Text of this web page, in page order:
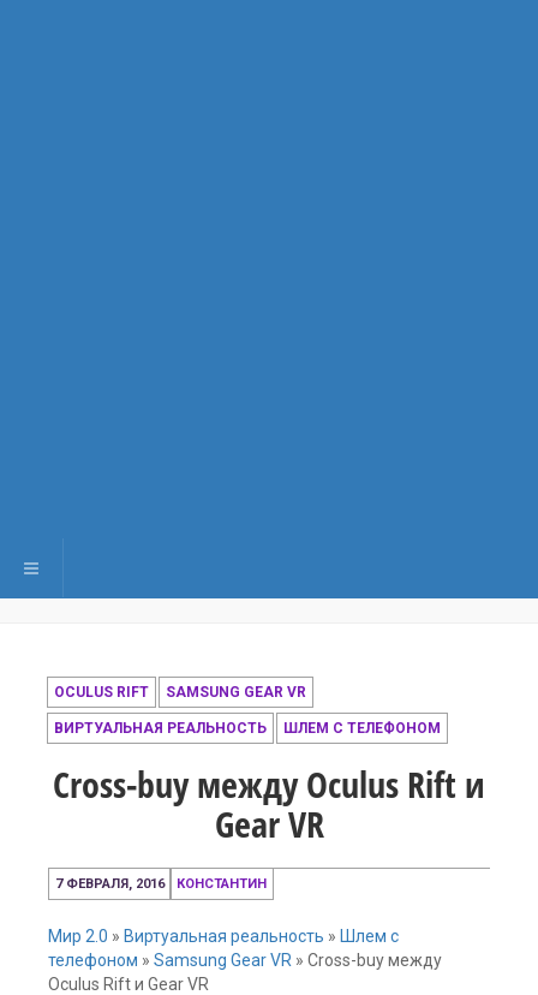
Переключить навигацию
OCULUS RIFT SAMSUNG GEAR VR
ВИРТУАЛЬНАЯ РЕАЛЬНОСТЬ ШЛЕМ С ТЕЛЕФОНОМ
Cross-buy между Oculus Rift и
Gear VR
7 ФЕВРАЛЯ, 2016
6
февраля,
КОНСТАНТИН
Мир 2.0 » Виртуальная реальность » Шлем с
телефоном » Samsung Gear VR » Cross-buy между
Oculus Rift и Gear VR